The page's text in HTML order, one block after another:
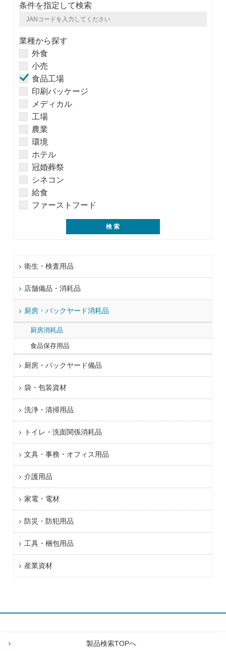
条件を指定して検索
業種から探す
外食
小売
食品工場
印刷パッケージ
メディカル
工場
農業
環境
ホテル
冠婚葬祭
シネコン
給食
ファーストフード
衛生・検査用品
店舗備品・消耗品
厨房・バックヤード消耗品
厨房消耗品
食品保存用品
厨房・バックヤード備品
袋・包装資材
洗浄・清掃用品
トイレ・洗面関係消耗品
文具・事務・オフィス用品
介護用品
家電・電材
防災・防犯用品
工具・梱包用品
産業資材
製品検索TOPへ